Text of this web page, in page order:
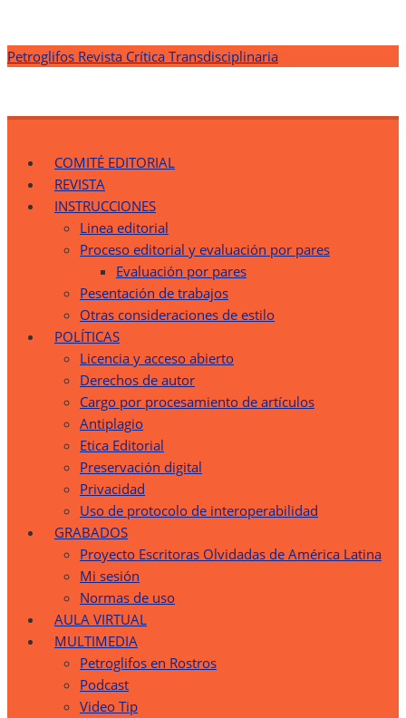
Saltar
Petroglifos Revista Crítica Transdisciplinaria
COMITÉ EDITORIAL
REVISTA
INSTRUCCIONES
Linea editorial
Proceso editorial y evaluación por pares
Evaluación por pares
Pesentación de trabajos
Otras consideraciones de estilo
POLÍTICAS
Licencia y acceso abierto
Derechos de autor
Cargo por procesamiento de artículos
Antiplagio
Etica Editorial
Preservación digital
Privacidad
Uso de protocolo de interoperabilidad
GRABADOS
Proyecto Escritoras Olvidadas de América Latina
Mi sesión
Normas de uso
AULA VIRTUAL
MULTIMEDIA
Petroglifos en Rostros
Podcast
Video Tip